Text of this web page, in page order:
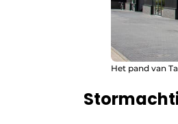
Het pand van